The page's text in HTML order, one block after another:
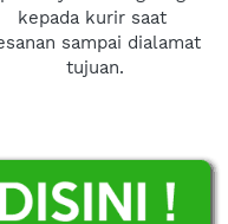
kepada kurir saat
sampai dialamat
tujuan.